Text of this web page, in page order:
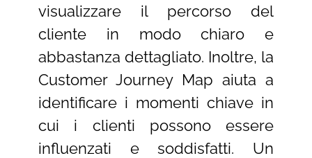
visualizzare il percorso del
cliente in modo chiaro e
abbastanza dettagliato. Inoltre, la
Customer Journey Map aiuta a
identificare i momenti chiave in
cui i clienti possono essere
influenzati e soddisfatti. Un